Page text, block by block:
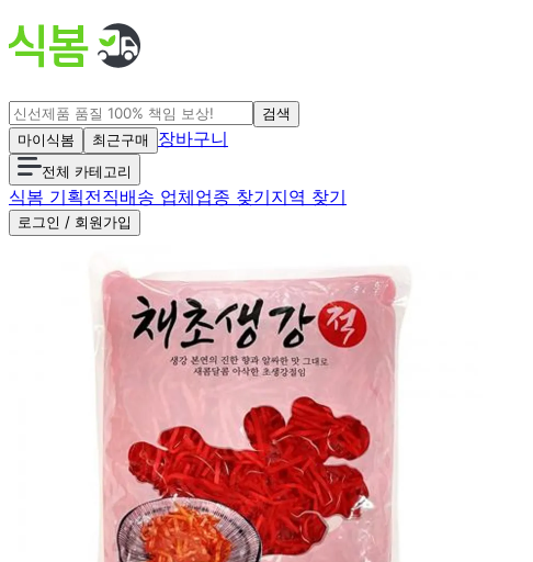
검색
마이식봄
최근구매 장바구니
전체 카테고리
식봄 기획전직배송 업체업종 찾기지역 찾기
로그인 / 회원가입